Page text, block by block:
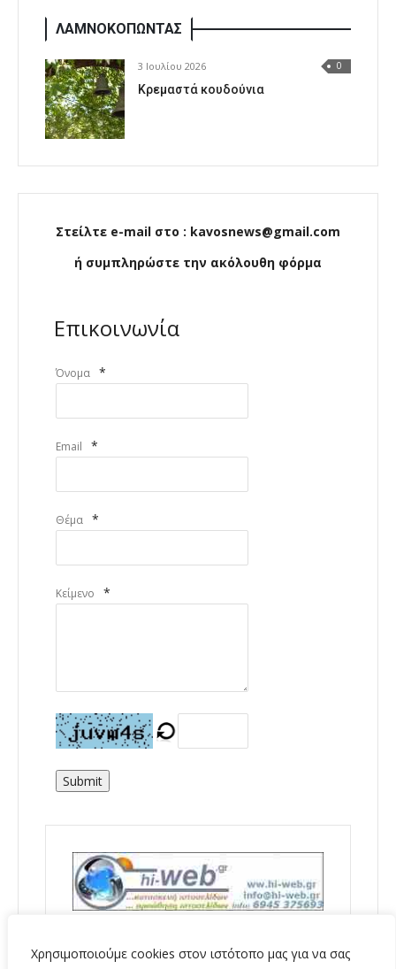
Χρησιμοποιούμε cookies στον ιστότοπο μας για να σας
ΛΑΜΝΟΚΟΠΩΝΤΑΣ
3 Ιουλίου 2026 0
Κρεμαστά κουδούνια
Στείλτε e-mail στο : kavosnews@gmail.com
ή συμπληρώστε την ακόλουθη φόρμα
Επικοινωνία
Όνομα *
Email *
Θέμα *
Κείμενο *
Submit